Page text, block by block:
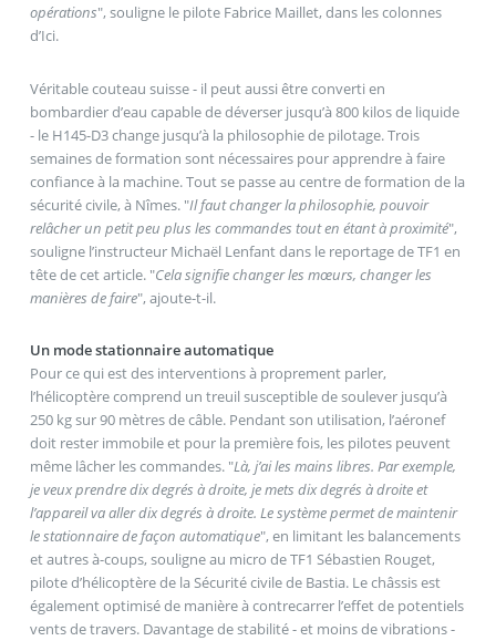
opérations", souligne le pilote Fabrice Maillet, dans les colonnes
d’Ici.
Véritable couteau suisse - il peut aussi être converti en
bombardier d’eau capable de déverser jusqu’à 800 kilos de liquide
- le H145-D3 change jusqu’à la philosophie de pilotage. Trois
semaines de formation sont nécessaires pour apprendre à faire
confiance à la machine. Tout se passe au centre de formation de la
sécurité civile, à Nîmes. "Il faut changer la philosophie, pouvoir
relâcher un petit peu plus les commandes tout en étant à proximité",
souligne l’instructeur Michaël Lenfant dans le reportage de TF1 en
tête de cet article. "Cela signifie changer les mœurs, changer les
manières de faire", ajoute-t-il.
Un mode stationnaire automatique
Pour ce qui est des interventions à proprement parler,
l’hélicoptère comprend un treuil susceptible de soulever jusqu’à
250 kg sur 90 mètres de câble. Pendant son utilisation, l’aéronef
doit rester immobile et pour la première fois, les pilotes peuvent
même lâcher les commandes. "Là, j’ai les mains libres. Par exemple,
je veux prendre dix degrés à droite, je mets dix degrés à droite et
l’appareil va aller dix degrés à droite. Le système permet de maintenir
le stationnaire de façon automatique", en limitant les balancements
et autres à-coups, souligne au micro de TF1 Sébastien Rouget,
pilote d’hélicoptère de la Sécurité civile de Bastia. Le châssis est
également optimisé de manière à contrecarrer l’effet de potentiels
vents de travers. Davantage de stabilité - et moins de vibrations -